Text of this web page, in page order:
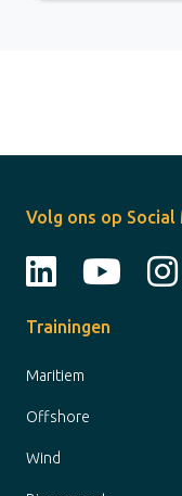
Volg ons op Social
Trainingen
Maritiem
Offshore
Wind